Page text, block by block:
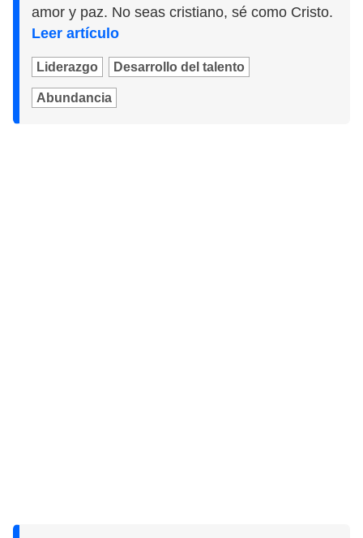
amor y paz. No seas cristiano, sé como Cristo.
Leer artículo
Liderazgo Desarrollo del talento
Abundancia